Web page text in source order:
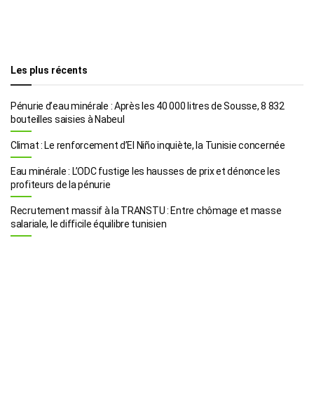
Les plus récents
Pénurie d’eau minérale : Après les 40 000 litres de Sousse, 8 832
bouteilles saisies à Nabeul
Climat : Le renforcement d’El Niño inquiète, la Tunisie concernée
Eau minérale : L’ODC fustige les hausses de prix et dénonce les
profiteurs de la pénurie
Recrutement massif à la TRANSTU : Entre chômage et masse
salariale, le difficile équilibre tunisien